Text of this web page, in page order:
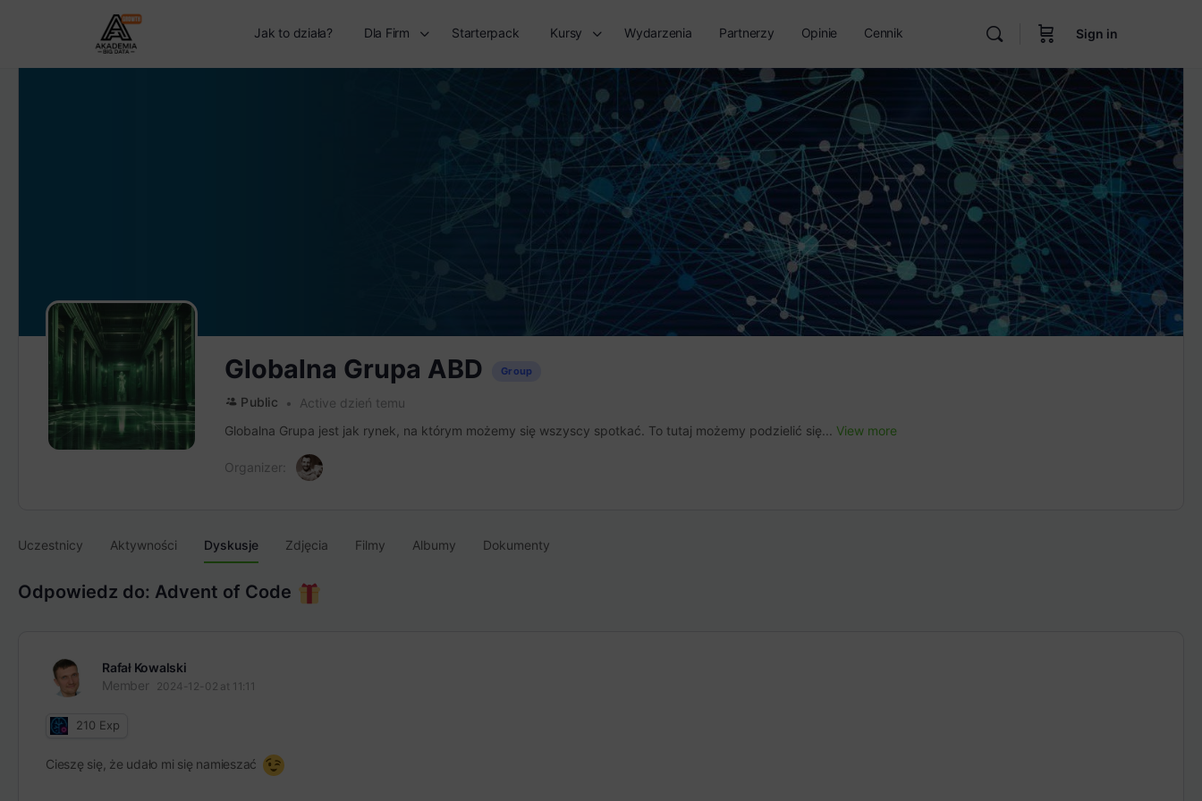
Jak to działa? Dla Firm Starterpack Kursy Wydarzenia Partnerzy Opinie Cennik Sign in
Globalna Grupa ABD Group
Public
Active dzień temu
Globalna Grupa jest jak rynek, na którym możemy się wszyscy spotkać. To tutaj możemy podzielić się... View more
Organizer:
Uczestnicy Aktywności Dyskusje Zdjęcia Filmy Albumy Dokumenty
Odpowiedz do: Advent of Code
Rafał Kowalski
Member
2024-12-02 at 11:11
210 Exp
Cieszę się, że udało mi się namieszać